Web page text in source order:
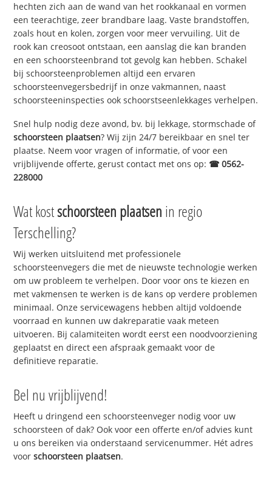
hechten zich aan de wand van het rookkanaal en vormen
een teerachtige, zeer brandbare laag. Vaste brandstoffen,
zoals hout en kolen, zorgen voor meer vervuiling. Uit de
rook kan creosoot ontstaan, een aanslag die kan branden
en een schoorsteenbrand tot gevolg kan hebben. Schakel
bij schoorsteenproblemen altijd een ervaren
schoorsteenvegersbedrijf in onze vakmannen, naast
schoorsteeninspecties ook schoorstseenlekkages verhelpen.
Snel hulp nodig deze avond, bv. bij lekkage, stormschade of
schoorsteen plaatsen? Wij zijn 24/7 bereikbaar en snel ter
plaatse. Neem voor vragen of informatie, of voor een
vrijblijvende offerte, gerust contact met ons op: ☎ 0562-
228000
Wat kostschoorsteen plaatsen in regio
Terschelling?
Wij werken uitsluitend met professionele
schoorsteenvegers die met de nieuwste technologie werken
om uw probleem te verhelpen. Door voor ons te kiezen en
met vakmensen te werken is de kans op verdere problemen
minimaal. Onze servicewagens hebben altijd voldoende
voorraad en kunnen uw dakreparatie vaak meteen
uitvoeren. Bij calamiteiten wordt eerst een noodvoorziening
geplaatst en direct een afspraak gemaakt voor de
definitieve reparatie.
Bel nu vrijblijvend!
Heeft u dringend een schoorsteenveger nodig voor uw
schoorsteen of dak? Ook voor een offerte en/of advies kunt
u ons bereiken via onderstaand servicenummer. Hét adres
voorschoorsteen plaatsen.